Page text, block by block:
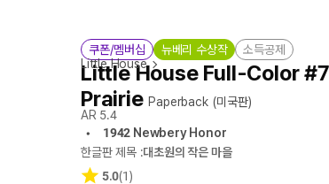
쿠폰/멤버십 뉴베리 수상작
소득공제
Little House
Little House Full-Color
PrairiePaperback (미국판)
AR 5.4
1942 Newbery Honor
한글판 제목 :대초원의 작은 마을
5.0(1)